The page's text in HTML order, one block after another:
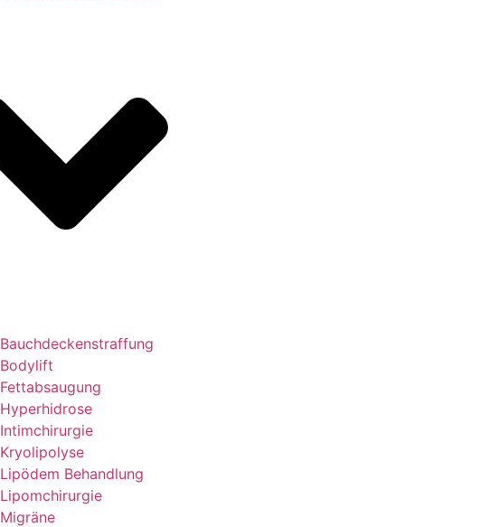
Bauchdeckenstraffung
Bodylift
Fettabsaugung
Hyperhidrose
Intimchirurgie
Kryolipolyse
Lipödem Behandlung
Lipomchirurgie
Migräne